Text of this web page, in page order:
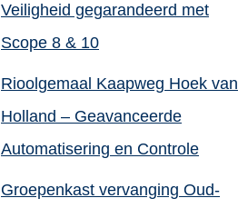
Veiligheid gegarandeerd met
Scope 8 & 10
Rioolgemaal Kaapweg Hoek van
Holland – Geavanceerde
Automatisering en Controle
Groepenkast vervanging Oud-